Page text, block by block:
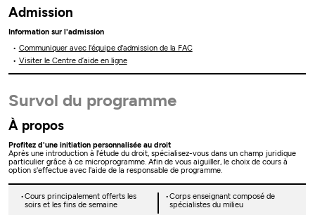
Admission
Information sur l'admission
Communiquer avec l'équipe d'admission de la FAC
Visiter le Centre d’aide en ligne
Survol du programme
À propos
Profitez d'une initiation personnalisée au droit
Après une introduction à l'étude du droit, spécialisez-vous dans un champ juridique
particulier grâce à ce microprogramme. Afin de vous aiguiller, le choix de cours à
option s'effectue avec l'aide de la responsable de programme.
Cours principalement offerts les
soirs et les fins de semaine
Corps enseignant composé de
spécialistes du milieu